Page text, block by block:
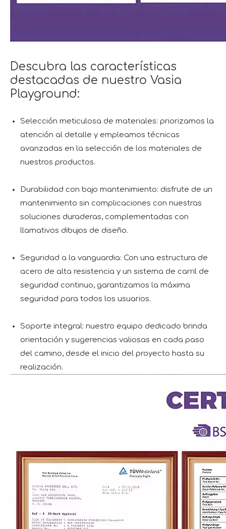
Descubra las características
destacadas de nuestro Vasia
Playground:
Selección meticulosa de materiales: priorizamos la
atención al detalle y empleamos técnicas
avanzadas en la selección de los materiales de
nuestros productos.
Durabilidad con bajo mantenimiento: disfrute de un
mantenimiento sin complicaciones con nuestras
soluciones duraderas, complementadas con
llamativos dibujos de diseño.
Seguridad a la vanguardia: Con una estructura de
acero de alta resistencia y un sistema de carril de
seguridad continuo, garantizamos la máxima
seguridad para todos los usuarios.
Soporte integral: nuestro equipo dedicado brinda
orientación y sugerencias valiosas en cada paso
del camino, desde el inicio del proyecto hasta su
realización.